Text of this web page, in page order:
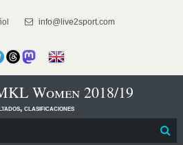
info@live2sport.com
Women 2018/19
clasificaciones